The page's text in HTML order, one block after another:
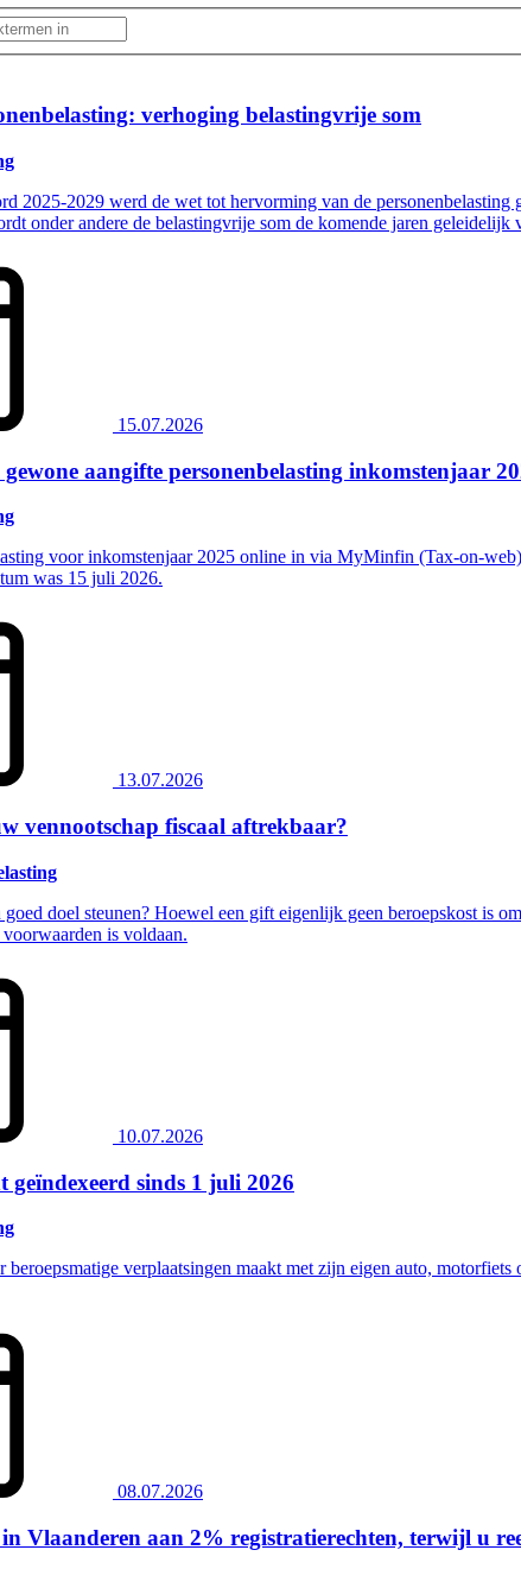
verhoging belastingvrije som
2025-2029 werd de wet tot hervorming van de
onder andere de belastingvrije som de komende jaren geleidelijk
15.07.2026
aangifte personenbelasting inkomstenjaar
voor inkomstenjaar 2025 online in via MyMinfin (Tax-on-
was 15 juli 2026.
13.07.2026
vennootschap fiscaal aftrekbaar?
doel steunen? Hoewel een gift eigenlijk geen beroepskost is
is voldaan.
10.07.2026
sinds 1 juli 2026
beroepsmatige verplaatsingen maakt met zijn eigen auto,
08.07.2026
Vlaanderen aan 2% registratierechten, terwijl u